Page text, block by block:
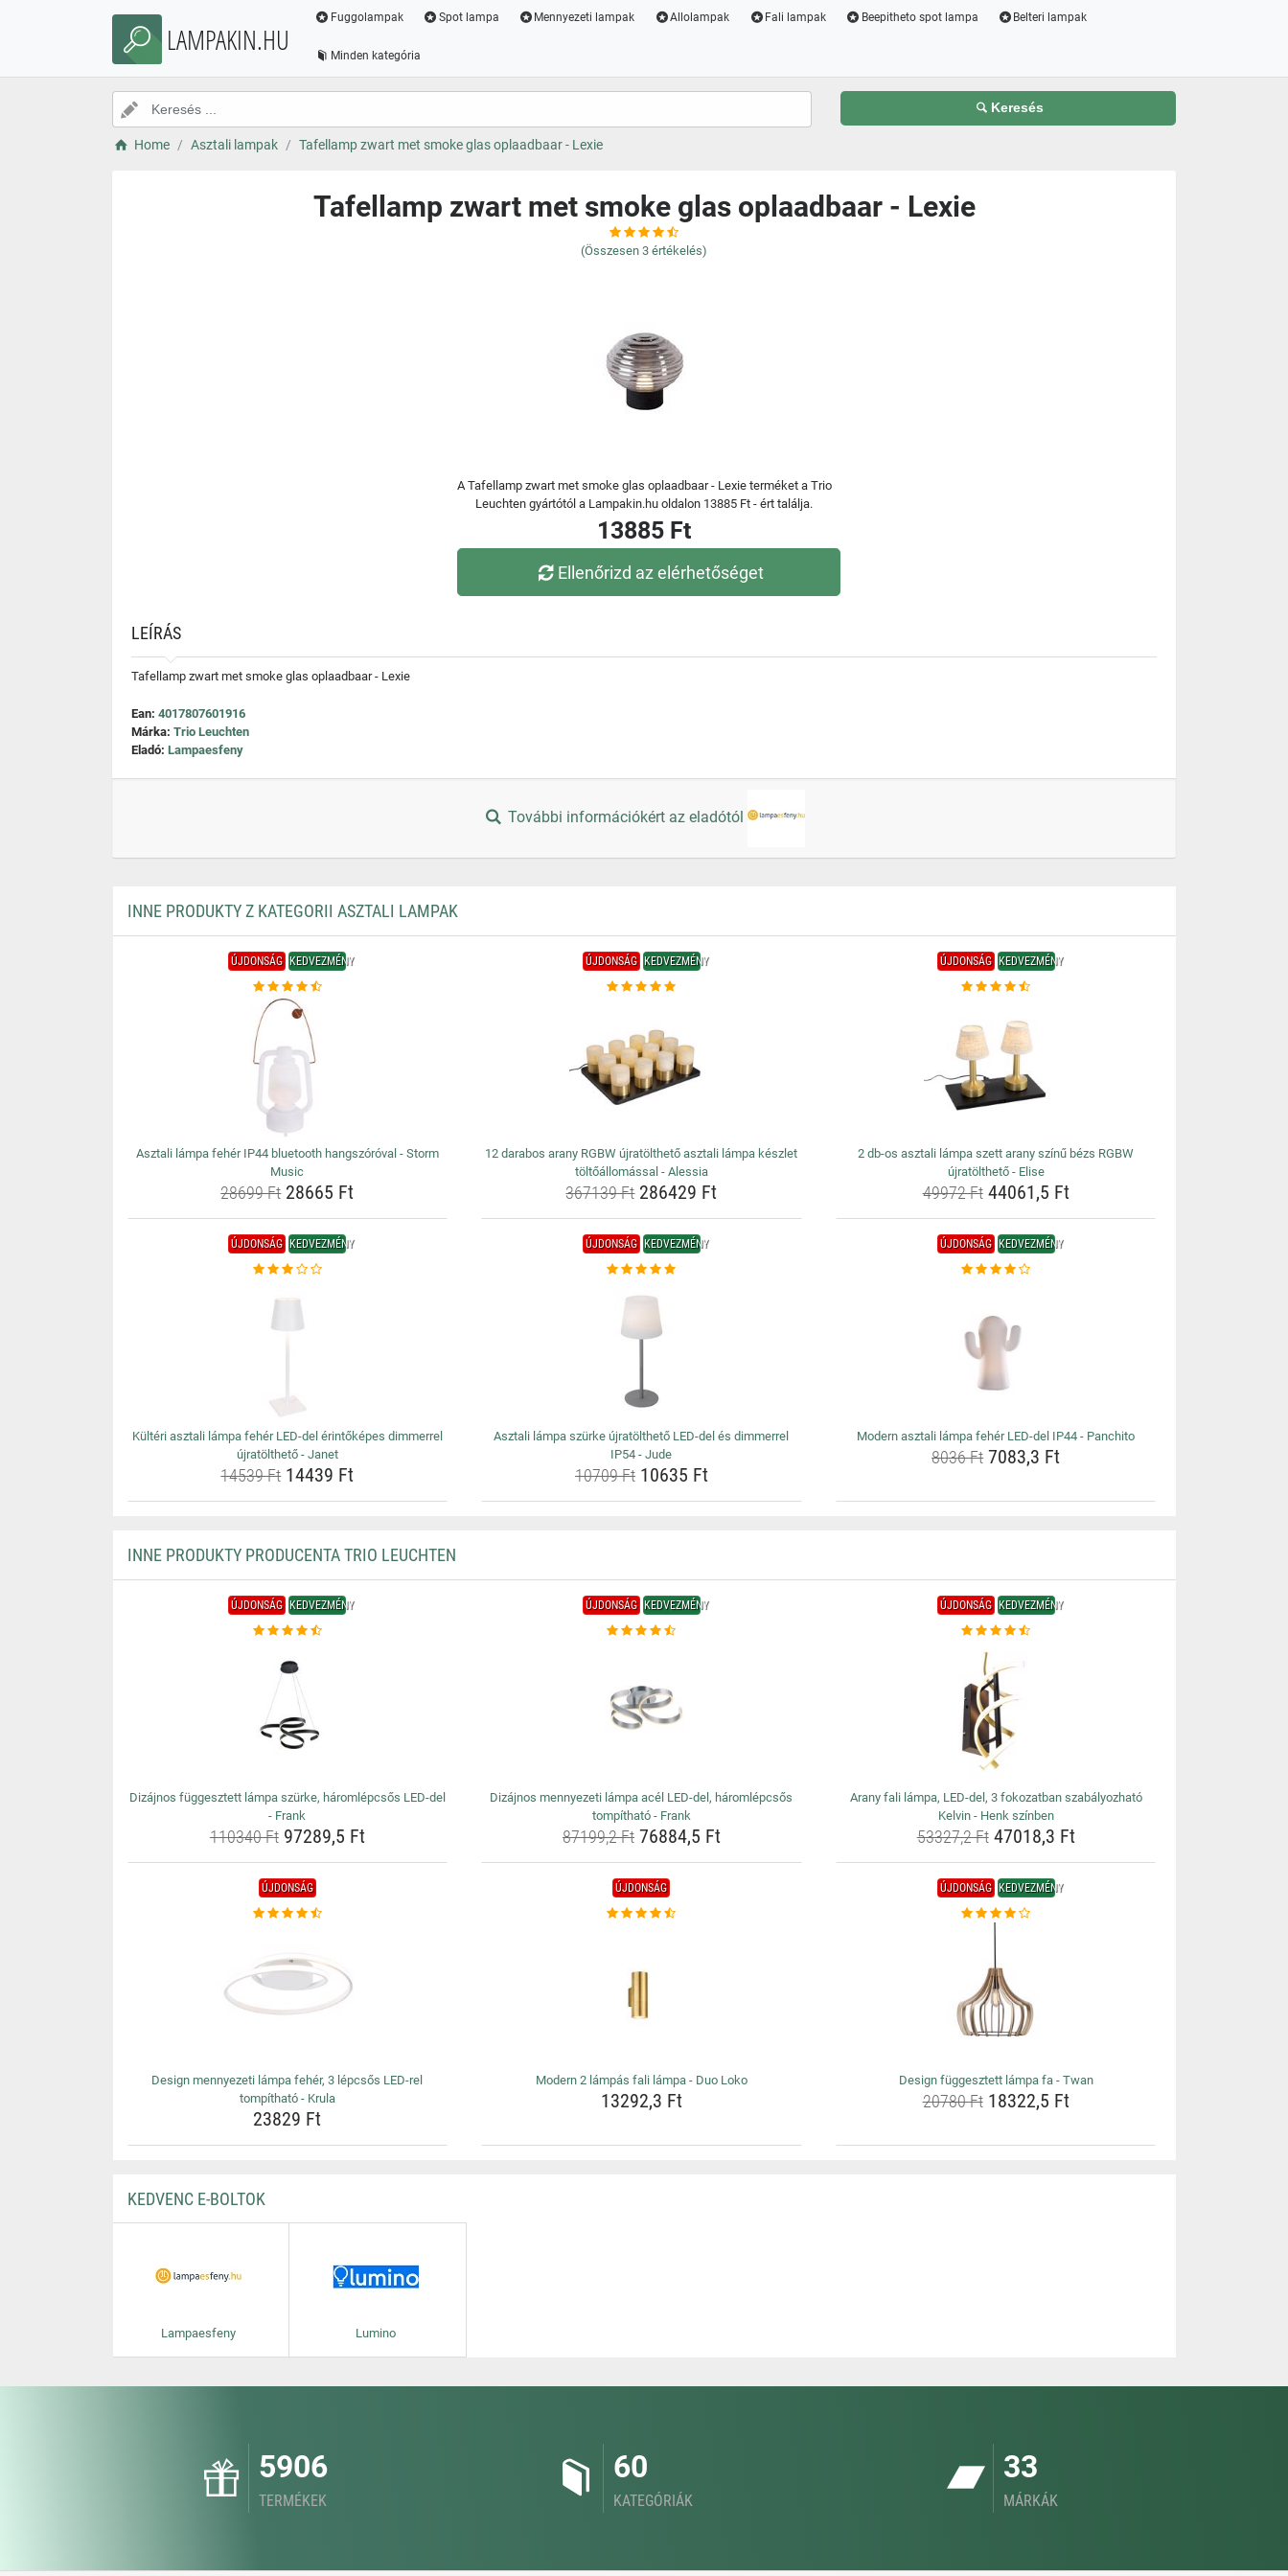
LAMPAKIN.HU
Fuggolampak Spot lampa Mennyezeti lampak Allolampak Fali lampak Beepitheto spot lampa Belteri lampak
Minden kategória
Keresés
Home Asztali lampak Tafellamp zwart met smoke glas oplaadbaar - Lexie
Tafellamp zwart met smoke glas oplaadbaar - Lexie
(Összesen 3 értékelés)
A Tafellamp zwart met smoke glas oplaadbaar - Lexie terméket a Trio
Leuchten gyártótól a Lampakin.hu oldalon 13885 Ft - ért találja.
13885 Ft
Ellenőrizd az elérhetőséget
LEÍRÁS
Tafellamp zwart met smoke glas oplaadbaar - Lexie
Ean: 4017807601916
Márka: Trio Leuchten
Eladó: Lampaesfeny
További információkért az eladótól
INNE PRODUKTY Z KATEGORII ASZTALI LAMPAK
ÚJDONSÁG KEDVEZMÉNY
Asztali lámpa fehér IP44 bluetooth hangszóróval - Storm
Music
28699 Ft28665 Ft
ÚJDONSÁG KEDVEZMÉNY
12 darabos arany RGBW újratölthető asztali lámpa készlet
töltőállomással - Alessia
367139 Ft286429 Ft
ÚJDONSÁG KEDVEZMÉNY
2 db-os asztali lámpa szett arany színű bézs RGBW
újratölthető - Elise
49972 Ft44061,5 Ft
ÚJDONSÁG KEDVEZMÉNY
Kültéri asztali lámpa fehér LED-del érintőképes dimmerrel
újratölthető - Janet
14539 Ft14439 Ft
ÚJDONSÁG KEDVEZMÉNY
Asztali lámpa szürke újratölthető LED-del és dimmerrel
IP54 - Jude
10709 Ft10635 Ft
ÚJDONSÁG KEDVEZMÉNY
Modern asztali lámpa fehér LED-del IP44 - Panchito
8036 Ft 7083,3 Ft
INNE PRODUKTY PRODUCENTA TRIO LEUCHTEN
ÚJDONSÁG KEDVEZMÉNY
Dizájnos függesztett lámpa szürke, háromlépcsős LED-del
- Frank
110340 Ft97289,5 Ft
ÚJDONSÁG KEDVEZMÉNY
Dizájnos mennyezeti lámpa acél LED-del, háromlépcsős
tompítható - Frank
87199,2 Ft76884,5 Ft
ÚJDONSÁG KEDVEZMÉNY
Arany fali lámpa, LED-del, 3 fokozatban szabályozható
Kelvin - Henk színben
53327,2 Ft47018,3 Ft
ÚJDONSÁG
Design mennyezeti lámpa fehér, 3 lépcsős LED-rel
tompítható - Krula
23829 Ft
ÚJDONSÁG
Modern 2 lámpás fali lámpa - Duo Loko
13292,3 Ft
ÚJDONSÁG KEDVEZMÉNY
Design függesztett lámpa fa - Twan
20780 Ft18322,5 Ft
KEDVENC E-BOLTOK
Lampaesfeny Lumino
5906
TERMÉKEK
60
KATEGÓRIÁK
33
MÁRKÁK